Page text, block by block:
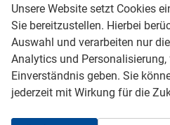
Ablenkungs- und
Notbremsassistent "Front Assist"
Spurhalteassistent "Lane Assist"
Wegfahrsperre, elektronisch
Unsere Website setzt Cookies
Sie bereitzustellen. Hierbei
Auswahl und verarbeiten nur
Analytics und
Einverständnis geben. Sie
jederzeit mit Wirkung für die